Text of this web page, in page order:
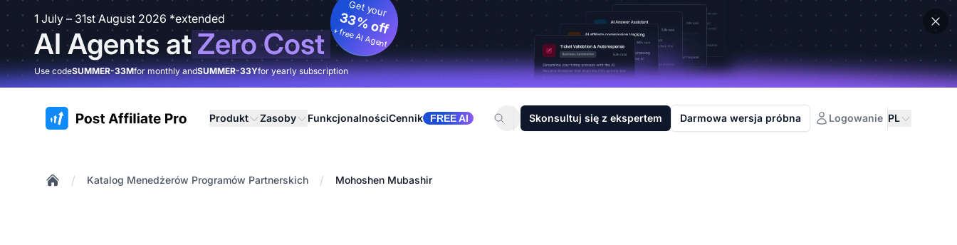
1 July – 31st August 2026 *extended
AI Agents atZero Cost
Get your
33% off
+ free AI Agent
Use codeSUMMER-33Mfor monthly andSUMMER-33Yfor yearly subscription
:site.title Produkt Zasoby FunkcjonalnościCennik FREE AI Skonsultuj się z ekspertem Darmowa wersja próbna Logowanie PL
/ Katalog Menedżerów Programów Partnerskich / Mohoshen Mubashir